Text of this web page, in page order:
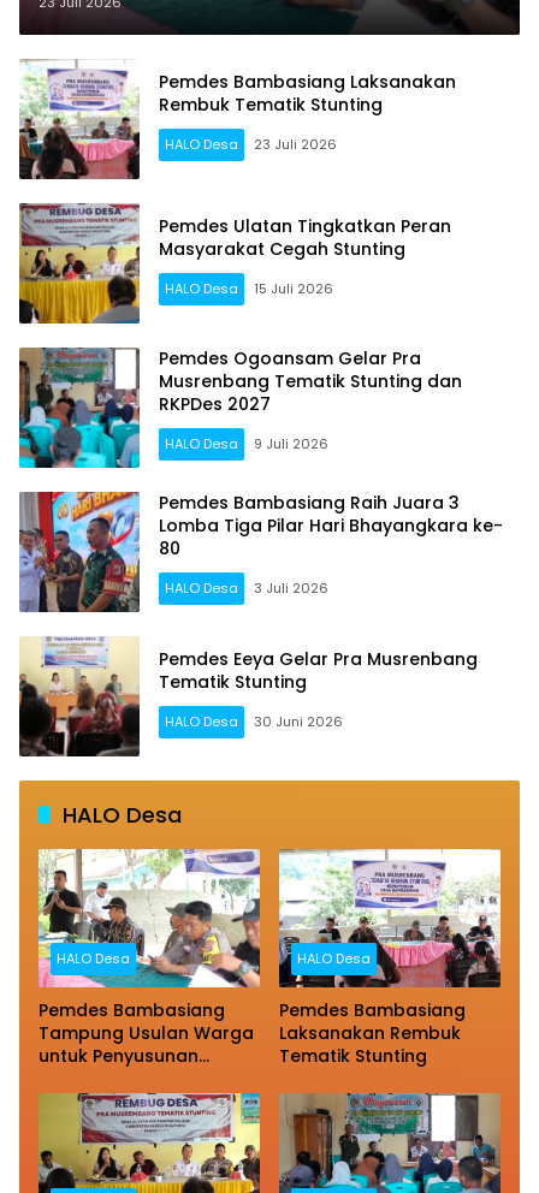
Pemdes Bambasiang Laksanakan
Rembuk Tematik Stunting
HALO Desa 23 Juli 2026
Pemdes Ulatan Tingkatkan Peran
Masyarakat Cegah Stunting
HALO Desa 15 Juli 2026
Pemdes Ogoansam Gelar Pra
Musrenbang Tematik Stunting dan
RKPDes 2027
HALO Desa 9 Juli 2026
Pemdes Bambasiang Raih Juara 3
Lomba Tiga Pilar Hari Bhayangkara ke-
80
HALO Desa 3 Juli 2026
Pemdes Eeya Gelar Pra Musrenbang
Tematik Stunting
HALO Desa 30 Juni 2026
HALO Desa
HALO Desa
Pemdes Bambasiang
Tampung Usulan Warga
untuk Penyusunan
HALO Desa
Pemdes Bambasiang
Laksanakan Rembuk
Tematik Stunting